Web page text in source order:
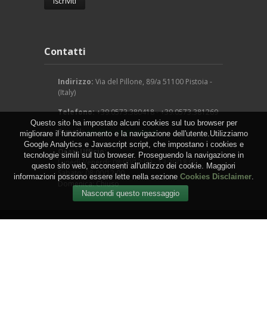
Contatti
Indirizzo: Via del Pillone, 89/a 51100 Pistoia -
(Italy)
Telefono:+39.0573.380418 - +39.0573.381269
E-mail:info@arcangeligino.it
Orari Ufficio:
Lunedì-Venerdì: 08:00/12:00 - 13:30/18:00
Sabato: 08:00/12:00
Domenica: Chiuso
Questo sito ha impostato alcuni cookies sul tuo browser per
migliorare il funzionamento e la navigazione dell'utente.Utilizziamo
Google Analytics e Javascript script, che impostano i cookies e
tecnologie simili sul tuo browser. Proseguendo la navigazione in
questo sito web, acconsenti all'utilizzo dei cookie. Maggiori
informazioni possono essere lette nella sezione Cookies Disclaimer.